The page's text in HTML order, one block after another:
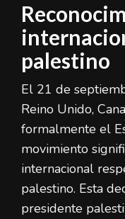
palestino
El 21 de
Reino Unido,
formalmente el
movimiento
internacional
palestino. Esta
presidente